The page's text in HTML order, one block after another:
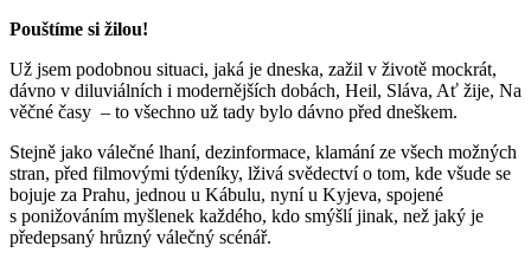
Pouštíme si žilou!
Už jsem podobnou situaci, jaká je dneska, zažil v životě mockrát,
dávno v diluviálních i modernějších dobách, Heil, Sláva, Ať žije, Na
věčné časy – to všechno už tady bylo dávno před dneškem.
Stejně jako válečné lhaní, dezinformace, klamání ze všech možných
stran, před filmovými týdeníky, lživá svědectví o tom, kde všude se
bojuje za Prahu, jednou u Kábulu, nyní u Kyjeva, spojené
s ponižováním myšlenek každého, kdo smýšlí jinak, než jaký je
předepsaný hrůzný válečný scénář.